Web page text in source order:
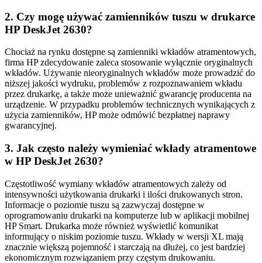
2. Czy mogę używać zamienników tuszu w drukarce
HP DeskJet 2630?
Chociaż na rynku dostępne są zamienniki wkładów atramentowych,
firma HP zdecydowanie zaleca stosowanie wyłącznie oryginalnych
wkładów. Używanie nieoryginalnych wkładów może prowadzić do
niższej jakości wydruku, problemów z rozpoznawaniem wkładu
przez drukarkę, a także może unieważnić gwarancję producenta na
urządzenie. W przypadku problemów technicznych wynikających z
użycia zamienników, HP może odmówić bezpłatnej naprawy
gwarancyjnej.
3. Jak często należy wymieniać wkłady atramentowe
w HP DeskJet 2630?
Częstotliwość wymiany wkładów atramentowych zależy od
intensywności użytkowania drukarki i ilości drukowanych stron.
Informacje o poziomie tuszu są zazwyczaj dostępne w
oprogramowaniu drukarki na komputerze lub w aplikacji mobilnej
HP Smart. Drukarka może również wyświetlić komunikat
informujący o niskim poziomie tuszu. Wkłady w wersji XL mają
znacznie większą pojemność i starczają na dłużej, co jest bardziej
ekonomicznym rozwiązaniem przy częstym drukowaniu.